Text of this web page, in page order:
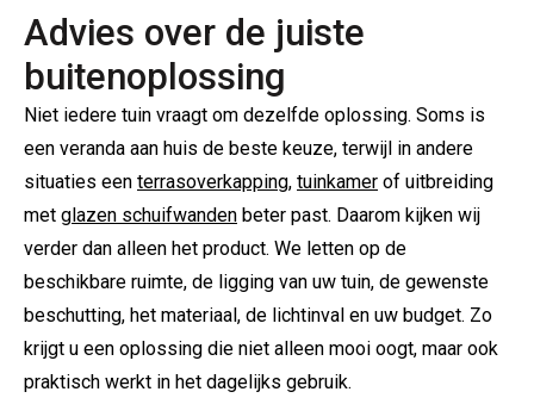
Advies over de juiste
buitenoplossing
Niet iedere tuin vraagt om dezelfde oplossing. Soms is
een veranda aan huis de beste keuze, terwijl in andere
situaties een terrasoverkapping, tuinkamer of uitbreiding
met glazen schuifwanden beter past. Daarom kijken wij
verder dan alleen het product. We letten op de
beschikbare ruimte, de ligging van uw tuin, de gewenste
beschutting, het materiaal, de lichtinval en uw budget. Zo
krijgt u een oplossing die niet alleen mooi oogt, maar ook
praktisch werkt in het dagelijks gebruik.